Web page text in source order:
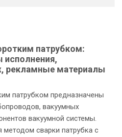
патрубком:
исполнения,
рекламные материалы
патрубком предназначены
вакуумных
вакуумной системы.
сварки патрубка с